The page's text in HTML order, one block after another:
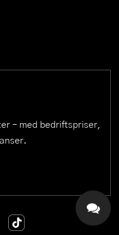
– med bedriftspriser,